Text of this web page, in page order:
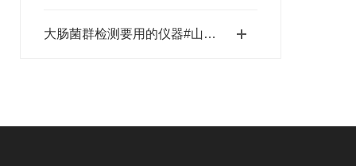
大肠菌群检测要用的仪器#山东三体一款你值得拥有的仪器